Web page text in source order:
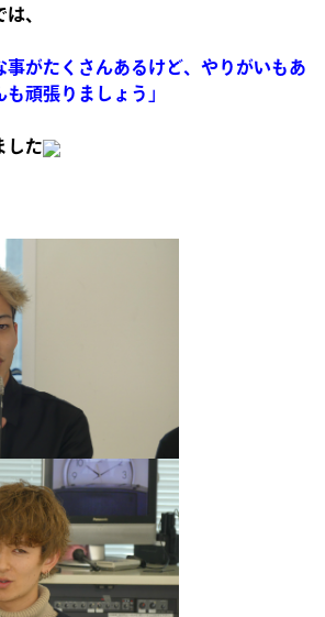
、
事がたくさんあるけど、やりがいもあ
頑張りましょう」
した